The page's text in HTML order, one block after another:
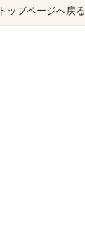
トップページへ戻る